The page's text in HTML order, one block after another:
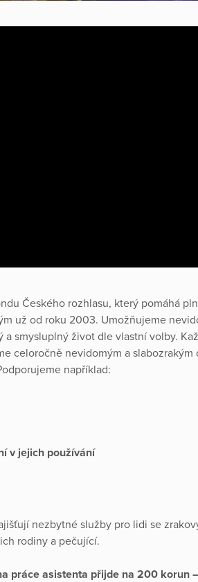
Českého rozhlasu, který pomáhá
už od roku 2003. Umožňujeme
smysluplný život dle vlastní volby.
celoročně nevidomým a slabozrakým
například:
v jejich používání
nezbytné služby pro lidi se
rodiny a pečující.
práce asistenta přijde na 200 korun